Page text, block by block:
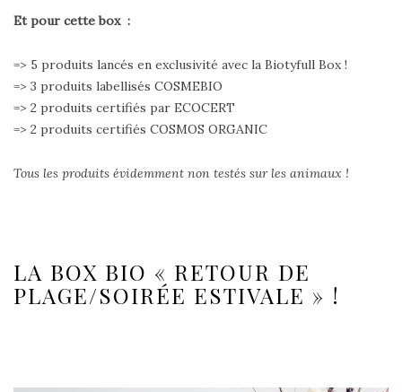
Et pour cette box :
=> 5 produits lancés en exclusivité avec la Biotyfull Box !
=> 3 produits labellisés COSMEBIO
=> 2 produits certifiés par ECOCERT
=> 2 produits certifiés COSMOS ORGANIC
Tous les produits évidemment non testés sur les animaux !
LA BOX BIO « RETOUR DE
PLAGE/SOIRÉE ESTIVALE » !